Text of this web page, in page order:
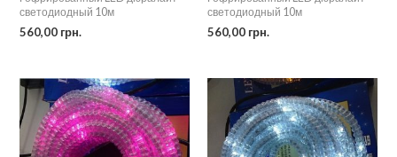
светодиодный 10м
560,00 грн.
светодиодный 10м
560,00 грн.